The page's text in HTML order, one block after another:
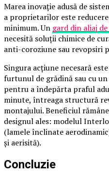
Marea inovație adusă de
a proprietarilor este
minimum. Un gard din aliaj
necesită soluții chimice de
anti-coroziune sau revopsiri
Singura acțiune necesară
furtunul de grădină sau cu
pentru a îndepărta praful
minute, întreaga structură
montajului. Beneficiul
designul ales: modelul
(lamele înclinate
și aerisită).
Concluzie